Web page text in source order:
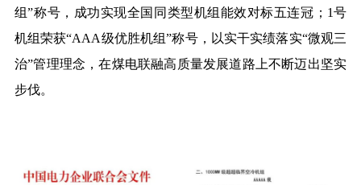
组”称号，成功实现全国同类型机组能效对标五连冠；1号
机组荣获“AAA级优胜机组”称号，以实干实绩落实“微观三
治”管理理念，在煤电联融高质量发展道路上不断迈出坚实
步伐。